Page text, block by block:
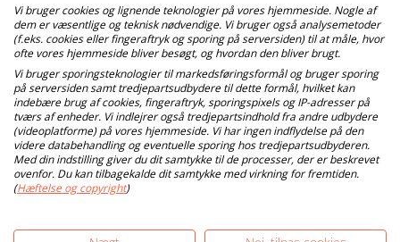
Vi bruger cookies og lignende teknologier på vores hjemmeside. Nogle af
dem er væsentlige og teknisk nødvendige. Vi bruger også analysemetoder
(f.eks. cookies eller fingeraftryk og sporing på serversiden) til at måle, hvor
ofte vores hjemmeside bliver besøgt, og hvordan den bliver brugt.
Vi bruger sporingsteknologier til markedsføringsformål og bruger sporing
på serversiden samt tredjepartsudbydere til dette formål, hvilket kan
indebære brug af cookies, fingeraftryk, sporingspixels og IP-adresser på
tværs af enheder. Vi indlejrer også tredjepartsindhold fra andre udbydere
(videoplatforme) på vores hjemmeside. Vi har ingen indflydelse på den
videre databehandling og eventuelle sporing hos tredjepartsudbyderen.
Med din indstilling giver du dit samtykke til de processer, der er beskrevet
ovenfor. Du kan tilbagekalde dit samtykke med virkning for fremtiden.
(Hæftelse og copyright)